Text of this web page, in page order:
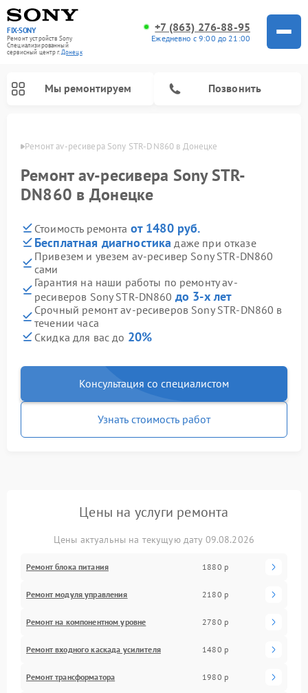
FIX-SONY
Ремонт устройств Sony
Специализированный
cервисный центр г. Донецк
+7 (863) 276-88-95
Ежедневно с 9:00 до 21:00
Мы ремонтируем Позвонить
Ремонт av-ресивера Sony STR-DN860 в Донецке
Ремонт av-ресивера Sony STR-
DN860 в Донецке
Стоимость ремонта от 1480 руб.
Бесплатная диагностика даже при отказе
Привезем и увезем av-ресивер Sony STR-DN860
сами
Гарантия на наши работы по ремонту av-
ресиверов Sony STR-DN860 до 3-х лет
Срочный ремонт av-ресиверов Sony STR-DN860 в
течении часа
Скидка для вас до 20%
Консультация со специалистом
Узнать стоимость работ
Цены на услуги ремонта
Цены актуальны на текущую дату 09.08.2026
Ремонт блока питания 1880 р
Ремонт модуля управления 2180 р
Ремонт на компонентном уровне 2780 р
Ремонт входного каскада усилителя 1480 р
Ремонт трансформатора 1980 р